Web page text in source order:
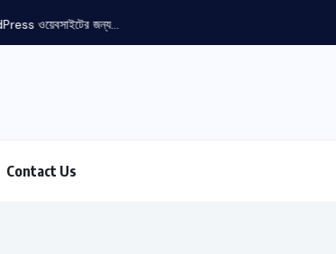
ওয়েবসাইটের জন্য...
Contact Us